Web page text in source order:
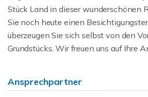
Stück Land in dieser wunderschönen
Sie noch heute einen
überzeugen Sie sich selbst von den
Grundstücks. Wir freuen uns auf Ihre
Ansprechpartner